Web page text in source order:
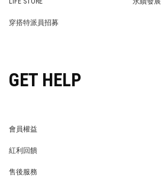
穿搭特派員招募
GET HELP
會員權益
紅利回饋
售後服務